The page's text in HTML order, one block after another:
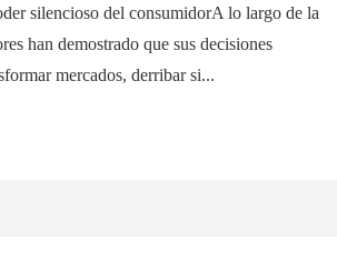
silencioso del consumidorA lo largo de la
han demostrado que sus decisiones
mercados, derribar si...